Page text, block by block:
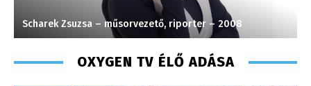
Scharek Zsuzsa – műsorvezető, riporter – 2008
OXYGEN TV ÉLŐ ADÁSA